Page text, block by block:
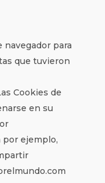
navegador para
que tuvieron
Cookies de
en su
ejemplo,